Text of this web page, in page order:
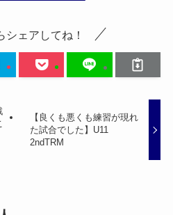
シェアしてね！
【良くも悪くも練習が現れ
た試合でした】U11
2ndTRM